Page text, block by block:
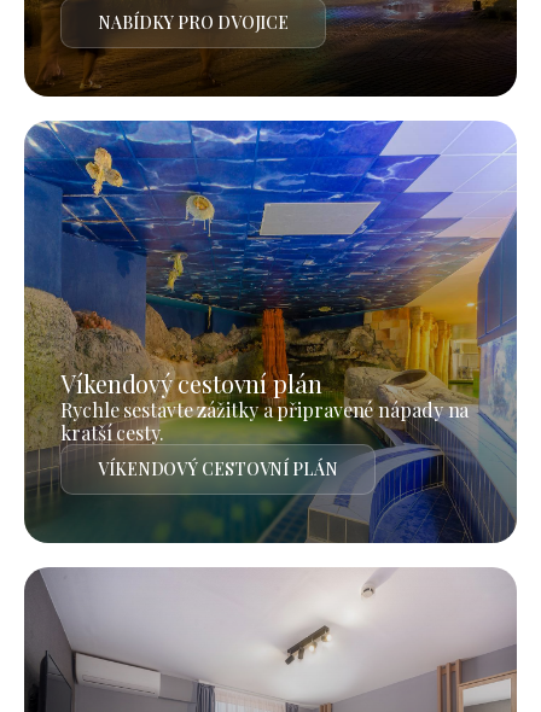
NABÍDKY PRO DVOJICE
Víkendový cestovní plán
Rychle sestavte zážitky a připravené nápady na
kratší cesty.
VÍKENDOVÝ CESTOVNÍ PLÁN